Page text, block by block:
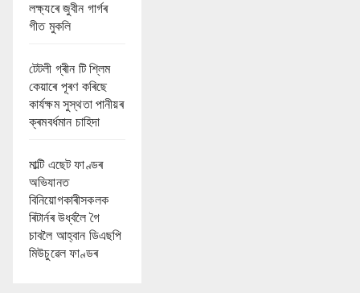
লক্ষ্যৰে জুবীন গাৰ্গৰ
গীত মুকলি
টেটলী গ্ৰীন টি শ্লিম
কেয়াৰে পূৰণ কৰিছে
কাৰ্যক্ষম সুস্থতা পানীয়ৰ
ক্ৰমবৰ্ধমান চাহিদা
মাল্টি এছেট ফাণ্ডৰ
অভিযানত
বিনিয়োগকাৰীসকলক
ৰিটাৰ্নৰ উৰ্ধ্বলৈ গৈ
চাবলৈ আহ্বান ডিএছপি
মিউচুৱেল ফাণ্ডৰ